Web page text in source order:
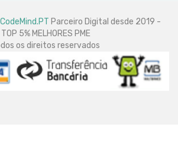
CodeMind.PT Parceiro Digital desde 2019 -
TOP 5% MELHORES PME
os direitos reservados